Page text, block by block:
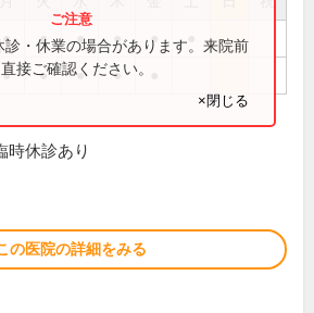
● ● ● ● ●
● ● ● ●
・休業の場合があります。来院前
接ご確認ください。
×閉じる
時休診あり
の医院の詳細をみる